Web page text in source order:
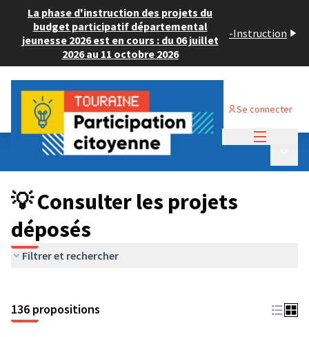
La phase d'instruction des projets du
budget participatif départemental
jeunesse 2026 est en cours : du 06 juillet
2026 au 11 octobre 2026
-Instruction
Se connecter
Budget Participatif JEUNESSE 2024
💡 Consulter les projets déposés
💡 Consulter les projets
déposés
Filtrer et rechercher
136 propositions